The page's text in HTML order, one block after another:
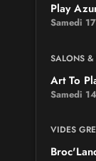
Play
Samedi 17
SALONS
Art To
Samedi 14
VIDES